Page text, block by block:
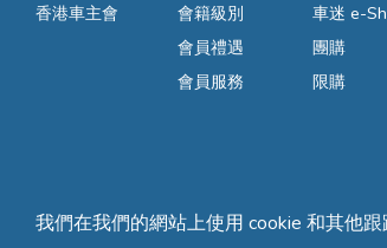
香港車主會
會籍級別
會員禮遇
會員服務
車迷 e-
團購
限購
我們在我們的網站上使用 cookie 和其他